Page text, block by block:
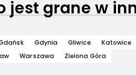
jest grane w
Gdynia Gliwice Katowice
Warszawa Zielona Góra